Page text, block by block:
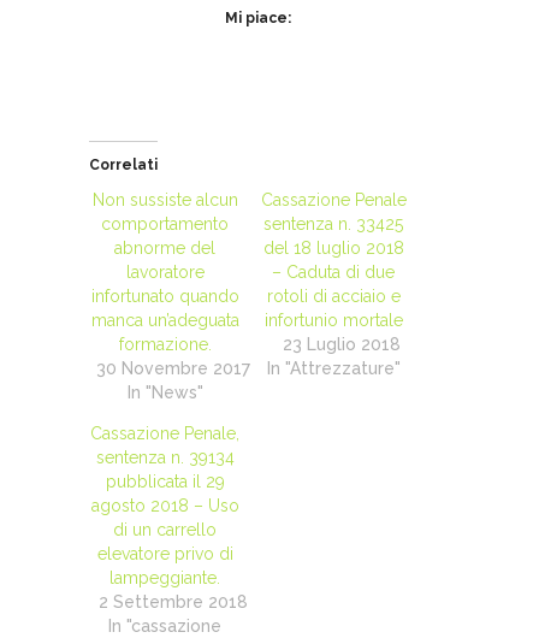
Mi piace:
Correlati
Non sussiste alcun
comportamento
abnorme del
lavoratore
infortunato quando
manca un’adeguata
formazione.
30 Novembre 2017
In "News"
Cassazione Penale
sentenza n. 33425
del 18 luglio 2018
– Caduta di due
rotoli di acciaio e
infortunio mortale
23 Luglio 2018
In "Attrezzature"
Cassazione Penale,
sentenza n. 39134
pubblicata il 29
agosto 2018 – Uso
di un carrello
elevatore privo di
lampeggiante.
2 Settembre 2018
In "cassazione